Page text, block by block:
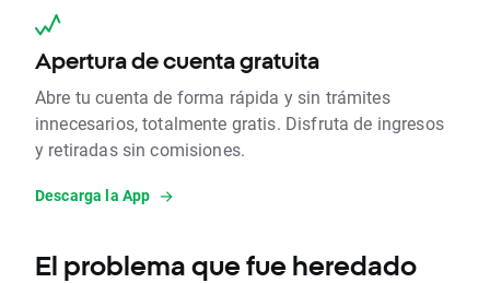
Apertura de cuenta gratuita
Abre tu cuenta de forma rápida y sin trámites
innecesarios, totalmente gratis. Disfruta de ingresos
y retiradas sin comisiones.
Descarga la App
El problema que fue heredado